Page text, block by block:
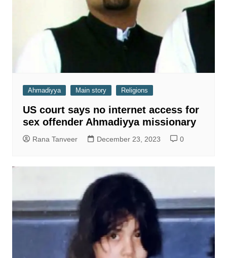
Ahmadiyya Main story Religions
US court says no internet access for
sex offender Ahmadiyya missionary
Rana Tanveer December 23, 2023 0